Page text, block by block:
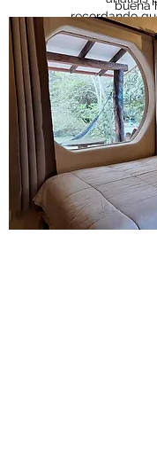
recordando
Naturaleza
que el
crimen
buena